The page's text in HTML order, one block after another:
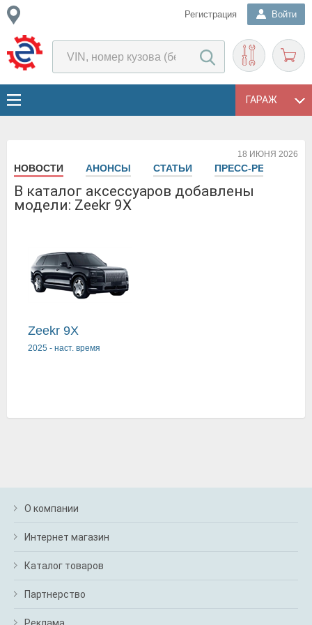
Регистрация Войти
ГАРАЖ
18 ИЮНЯ 2026
НОВОСТИ АНОНСЫ СТАТЬИ ПРЕСС-РЕЛИЗЫ
В каталог аксессуаров добавлены
модели: Zeekr 9X
Zeekr 9X
2025 - наст. время
О компании
Интернет магазин
Каталог товаров
Партнерство